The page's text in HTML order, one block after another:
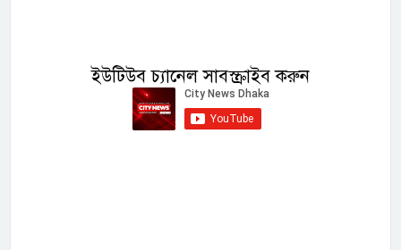
ইউটিউব চ্যানেল সাবস্ক্রাইব করুন